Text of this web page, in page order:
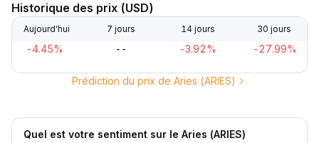
Historique des prix (USD)
Aujourd’hui 7 jours 14 jours 30 jours
-4.45% -- -3.92% -27.99%
Prédiction du prix de Aries (ARIES)
Quel est votre sentiment sur le Aries (ARIES)